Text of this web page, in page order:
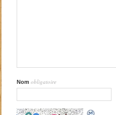
Nom obligatoire